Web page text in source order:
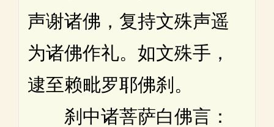
声谢诸佛，复持文殊声遥
为诸佛作礼。如文殊手，
逮至赖毗罗耶佛刹。
刹中诸菩萨白佛言：